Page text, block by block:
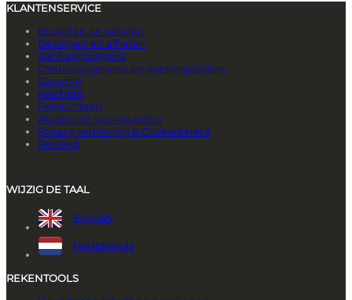
KLANTENSERVICE
Bestellen en betalen
Bezorgen en afhalen
Aanhangwagens
Contactgegevens en openingstijden
Garantie
Klachten
Retourneren
Algemene voorwaarden
Privacy verklaring & Cookiebeleid
Reviews
WIJZIG DE TAAL
English
Nederlands
REKENTOOLS